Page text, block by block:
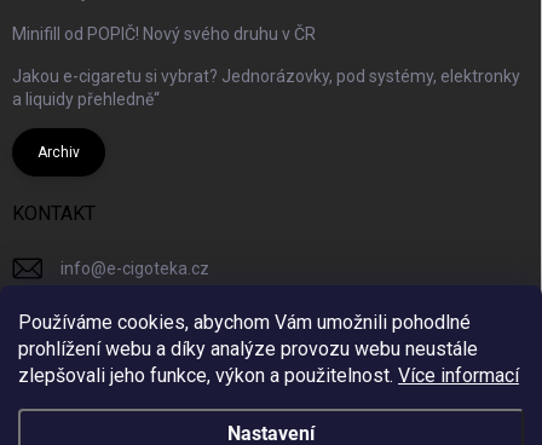
Používáme cookies, abychom Vám umožnili pohodlné
prohlížení webu a díky analýze provozu webu neustále
zlepšovali jeho funkce, výkon a použitelnost. Více informací
Nastavení
Minifill od POPIČ! Nový svého druhu v ČR
Jakou e-cigaretu si vybrat? Jednorázovky, pod systémy, elektronky
a liquidy přehledně“
Archiv
KONTAKT
info@e-cigoteka.cz
+420725944333
ecigotekacz/